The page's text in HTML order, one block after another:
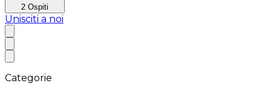
2 Ospiti
Unisciti a noi
Categorie